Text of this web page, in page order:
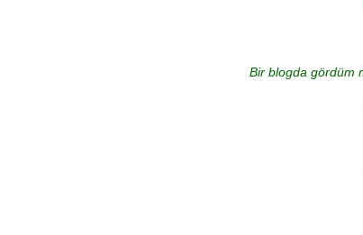
Bir blogda gördüm